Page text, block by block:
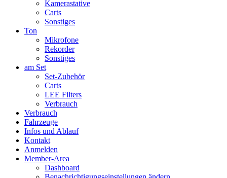
Kamerastative
Carts
Sonstiges
Ton
Mikrofone
Rekorder
Sonstiges
am Set
Set-Zubehör
Carts
LEE Filters
Verbrauch
Verbrauch
Fahrzeuge
Infos und Ablauf
Kontakt
Anmelden
Member-Area
Dashboard